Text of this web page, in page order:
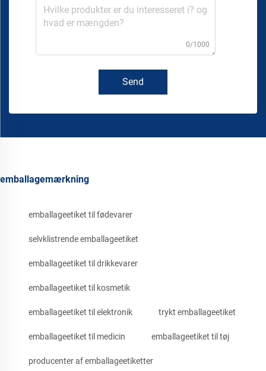
0/1000
Send
emballagemærkning
emballageetiket til fødevarer
selvklistrende emballageetiket
emballageetiket til drikkevarer
emballageetiket til kosmetik
emballageetiket til elektronik trykt emballageetiket
emballageetiket til medicin emballageetiket til tøj
producenter af emballageetiketter